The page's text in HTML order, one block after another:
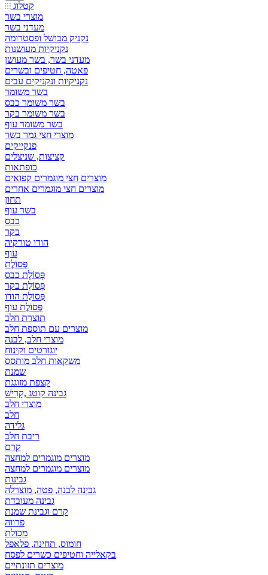
קטלוג
מוצרי בשר
מעדני בשר
נקניק מבושל ופסטרומה
נקניקיות מעושנות
מעדני בשר, בשר מעושן
פאטה, חטיפים ובשרים
נקניקיות ונקניקים עבים
בשר משומר
בשר משומר כבס
בשר משומר בקר
בשר משומר עוף
מוצרי חצי גמר בשר
פנקייקים
קציצות, שניצלים
כופתאות
מוצרים חצי מוגמרים קפואים
מוצרים חצי מוגמרים אחרים
תחון
בשר עוף
כבס
בקר
הודו טורקיה
עוף
פְּסוֹלֶת
פְּסוֹלֶת כבס
פְּסוֹלֶת בקר
פְּסוֹלֶת הודו
פְּסוֹלֶת עוף
תוצרת חלב
מוצרים עם תוספת חלב
מוצרי חלב, לבנה
יוגורטים וקינוח
משקאות חלב מותסס
שמנת
קצפת מזוגגת
גבינה קוטג ,קָרִישׁ
מוצרי חלב
חלב
גלידה
ריבת חלב
קרם
מוצרים מוגמרים למחצה
מוצרים מוגמרים למחצה
גבינות
גבינה לבנה, פטה, מוצרלה
גבינה מעובדת
קרם וגבינת שמנת
פרווה
מכולת
חומוס, תחינה, פלאפל
בקאלייה וחטיפים כשרים לפסח
מוצרים תזונתיים